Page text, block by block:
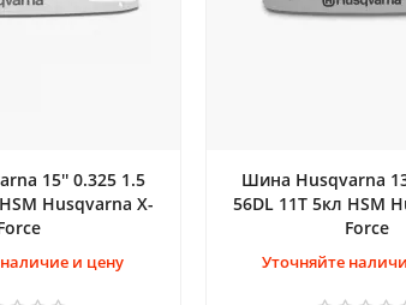
15'' 0.325 1.5
Husqvarna X-
и цену
Шина Husqvarna
56DL 11T 5кл HSM
Force
Уточняйте